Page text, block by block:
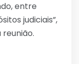
entre
judiciais”,